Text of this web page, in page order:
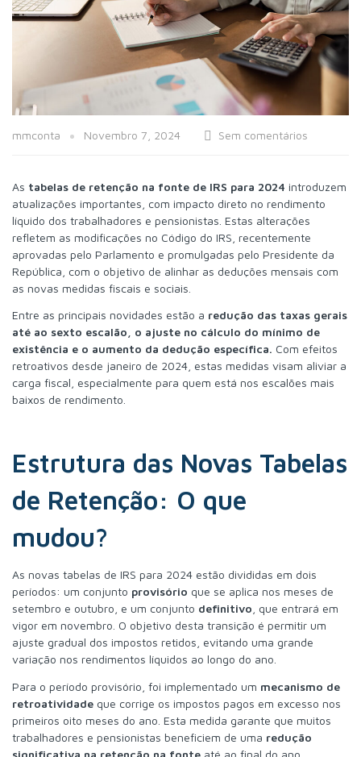
mmconta Novembro 7, 2024 Sem comentários
As tabelas de retenção na fonte de IRS para 2024 introduzem
atualizações importantes, com impacto direto no rendimento
líquido dos trabalhadores e pensionistas. Estas alterações
refletem as modificações no Código do IRS, recentemente
aprovadas pelo Parlamento e promulgadas pelo Presidente da
República, com o objetivo de alinhar as deduções mensais com
as novas medidas fiscais e sociais.
Entre as principais novidades estão a redução das taxas gerais
até ao sexto escalão, o ajuste no cálculo do mínimo de
existência e o aumento da dedução específica. Com efeitos
retroativos desde janeiro de 2024, estas medidas visam aliviar a
carga fiscal, especialmente para quem está nos escalões mais
baixos de rendimento.
Estrutura das Novas Tabelas
de Retenção: O que
mudou?
As novas tabelas de IRS para 2024 estão divididas em dois
períodos: um conjunto provisório que se aplica nos meses de
setembro e outubro, e um conjunto definitivo , que entrará em
vigor em novembro. O objetivo desta transição é permitir um
ajuste gradual dos impostos retidos, evitando uma grande
variação nos rendimentos líquidos ao longo do ano.
Para o período provisório, foi implementado um mecanismo de
retroatividade que corrige os impostos pagos em excesso nos
primeiros oito meses do ano. Esta medida garante que muitos
trabalhadores e pensionistas beneficiem de uma redução
significativa na retenção na fonte até ao final do ano.